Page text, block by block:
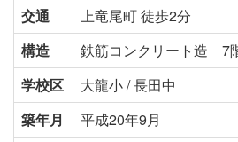
交通
上竜尾町 徒歩2分
構造
鉄筋コンクリート造 7
学校区
大龍小 / 長田中
築年月
平成20年9月